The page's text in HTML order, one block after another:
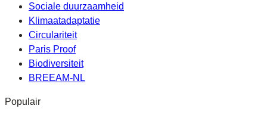
Sociale duurzaamheid
Klimaatadaptatie
Circulariteit
Paris Proof
Biodiversiteit
BREEAM-NL
Populair